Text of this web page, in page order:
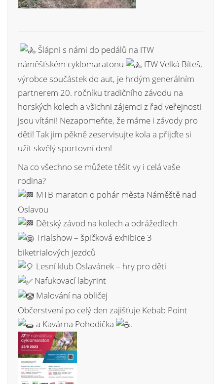
Šlápni s námi do pedálů na ITW
náměšťském cyklomaratonu
ITW Velká Bíteš,
výrobce součástek do aut, je hrdým generálním
partnerem 20. ročníku tradičního závodu na
horských kolech a všichni zájemci z řad veřejnosti
jsou vítáni! Nezapomeňte, že máme i závody pro
děti! Tak jim pěkně zeservisujte kola a přijďte si
užít skvělý sportovní den!
Na co všechno se můžete těšit vy i celá vaše
rodina?
MTB maraton o pohár města Náměště nad
Oslavou
Dětský závod na kolech a odrážedlech
Trialshow – špičková exhibice 3
biketrialových jezdců
Lesní klub Oslavánek – hry pro děti
Nafukovací labyrint
Malování na obličej
Občerstvení po celý den zajišťuje Kebab Point
a Kavárna Pohodička
.